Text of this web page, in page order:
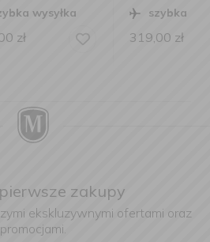
szybka wysyłka
319,00
zakupy
ekskluzywnymi ofertami oraz
promocjami.